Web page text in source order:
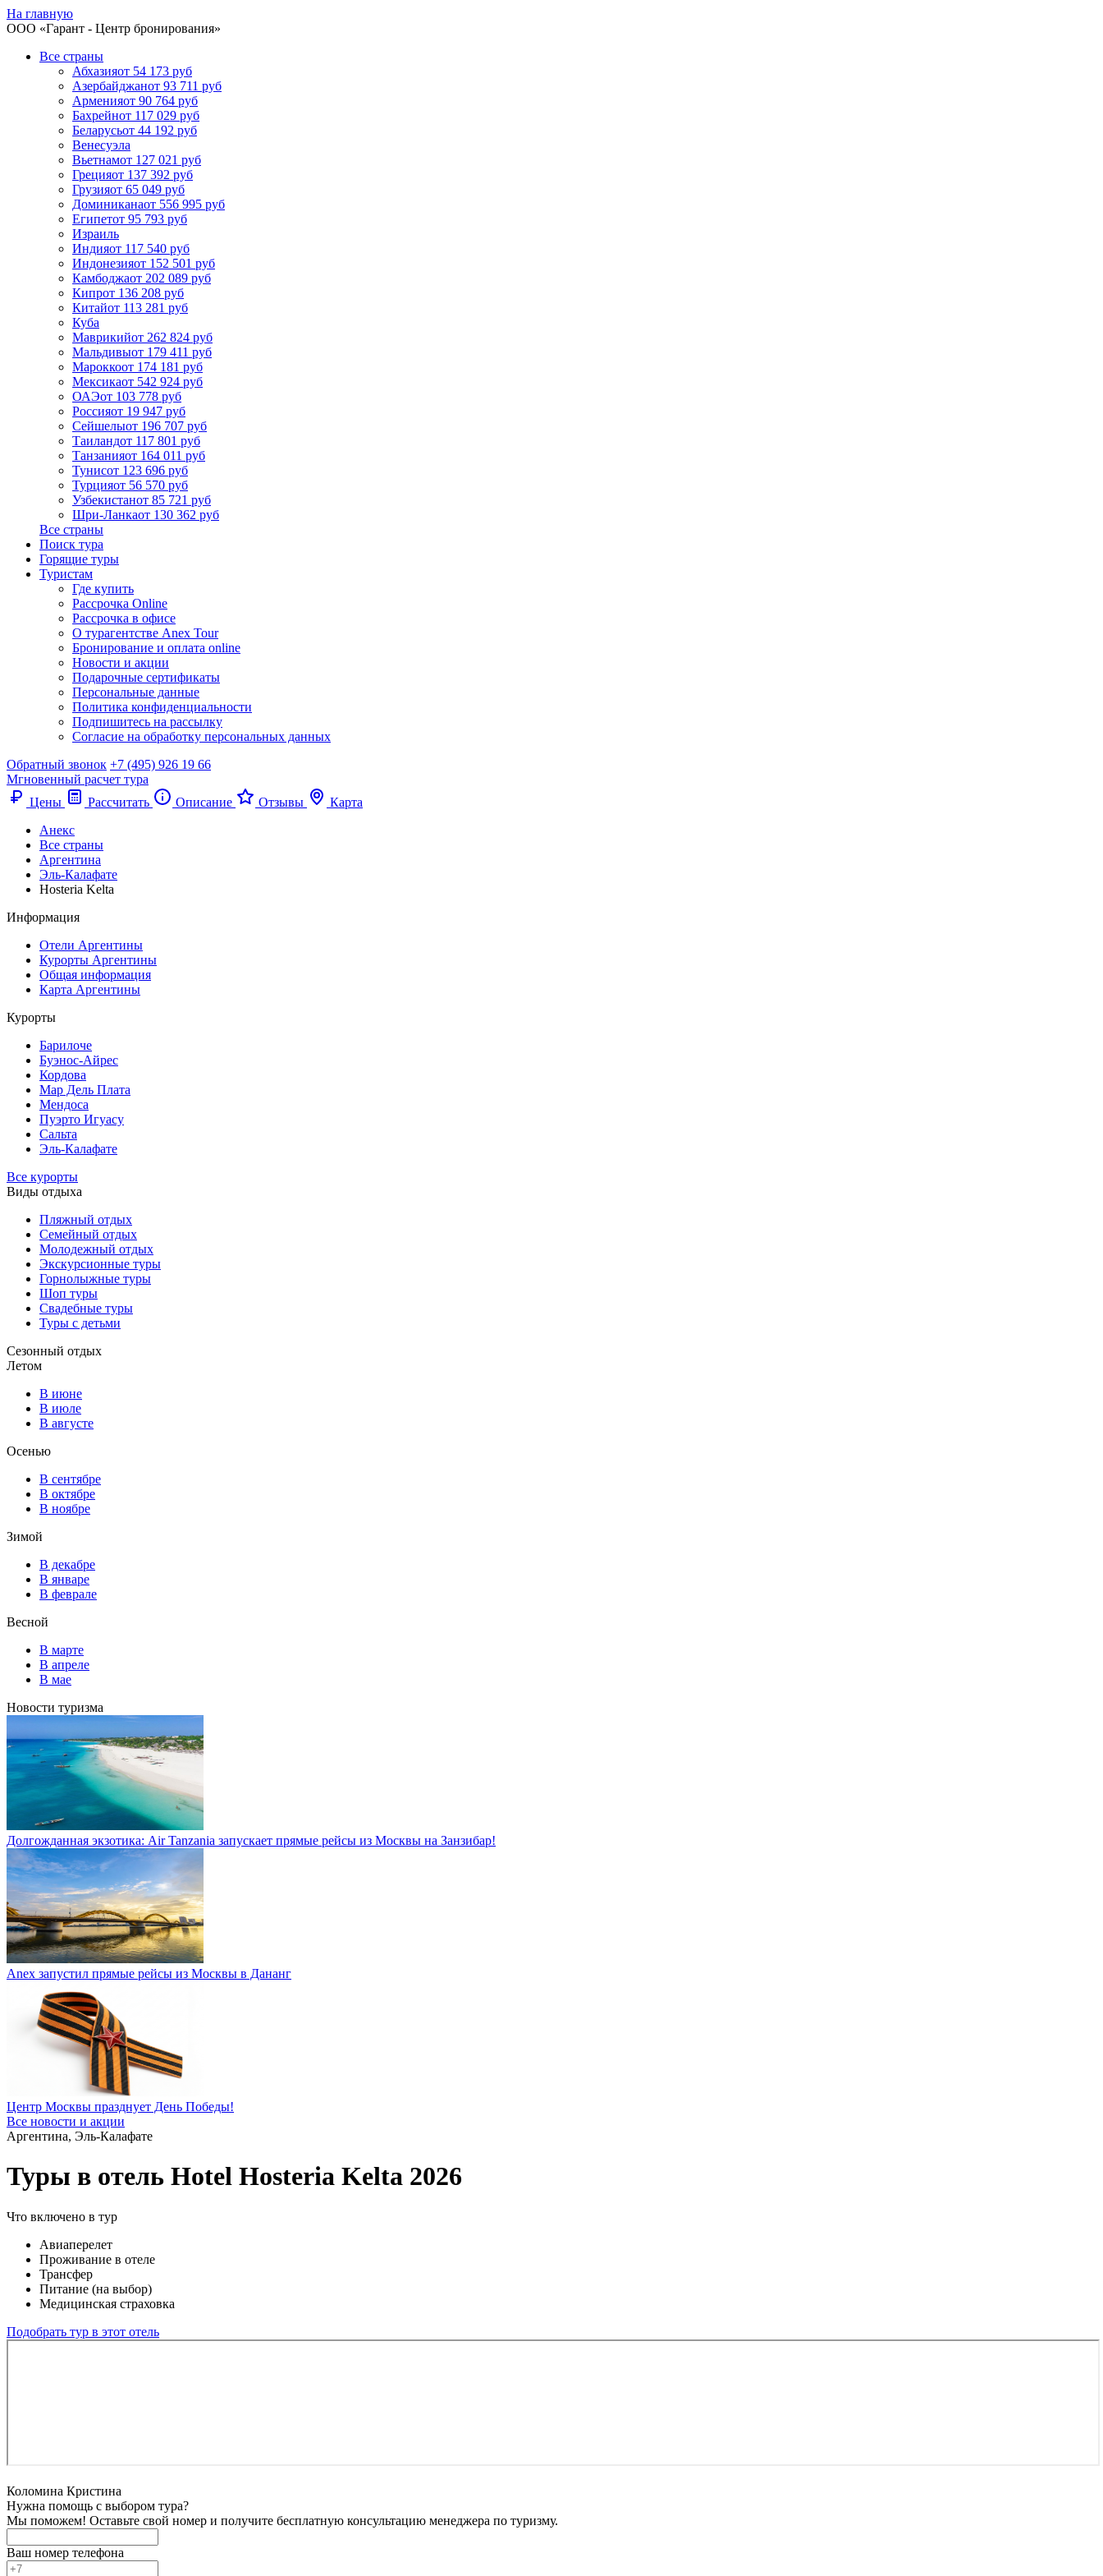
На главную
ООО «Гарант - Центр бронирования»
Все страны
Абхазияот 54 173 руб
Азербайджанот 93 711 руб
Арменияот 90 764 руб
Бахрейнот 117 029 руб
Беларусьот 44 192 руб
Венесуэла
Вьетнамот 127 021 руб
Грецияот 137 392 руб
Грузияот 65 049 руб
Доминиканаот 556 995 руб
Египетот 95 793 руб
Израиль
Индияот 117 540 руб
Индонезияот 152 501 руб
Камбоджаот 202 089 руб
Кипрот 136 208 руб
Китайот 113 281 руб
Куба
Маврикийот 262 824 руб
Мальдивыот 179 411 руб
Мароккоот 174 181 руб
Мексикаот 542 924 руб
ОАЭот 103 778 руб
Россияот 19 947 руб
Сейшелыот 196 707 руб
Таиландот 117 801 руб
Танзанияот 164 011 руб
Тунисот 123 696 руб
Турцияот 56 570 руб
Узбекистанот 85 721 руб
Шри-Ланкаот 130 362 руб
Все страны
Поиск тура
Горящие туры
Туристам
Где купить
Рассрочка Online
Рассрочка в офисе
О турагентстве Anex Tour
Бронирование и оплата online
Новости и акции
Подарочные сертификаты
Персональные данные
Политика конфиденциальности
Подпишитесь на рассылку
Согласие на обработку персональных данных
Обратный звонок +7 (495) 926 19 66
Мгновенный расчет тура
Цены
Рассчитать Описание Отзывы
Карта
Анекс
Все страны
Аргентина
Эль-Калафате
Hosteria Kelta
Информация
Отели Аргентины
Курорты Аргентины
Общая информация
Карта Аргентины
Курорты
Барилоче
Буэнос-Айрес
Кордова
Мар Дель Плата
Мендоса
Пуэрто Игуасу
Сальта
Эль-Калафате
Все курорты
Виды отдыха
Пляжный отдых
Семейный отдых
Молодежный отдых
Экскурсионные туры
Горнолыжные туры
Шоп туры
Свадебные туры
Туры с детьми
Сезонный отдых
Летом
В июне
В июле
В августе
Осенью
В сентябре
В октябре
В ноябре
Зимой
В декабре
В январе
В феврале
Весной
В марте
В апреле
В мае
Новости туризма
Долгожданная экзотика: Air Tanzania запускает прямые рейсы из Москвы на Занзибар!
Anex запустил прямые рейсы из Москвы в Дананг
Центр Москвы празднует День Победы!
Все новости и акции
Аргентина, Эль-Калафате
Туры в отель Hotel Hosteria Kelta 2026
Что включено в тур
Авиаперелет
Проживание в отеле
Трансфер
Питание (на выбор)
Медицинская страховка
Подобрать тур в этот отель
Коломина Кристина
Нужна помощь с выбором тура?
Мы поможем! Оставьте свой номер и получите бесплатную консультацию менеджера по туризму.
Ваш номер телефона